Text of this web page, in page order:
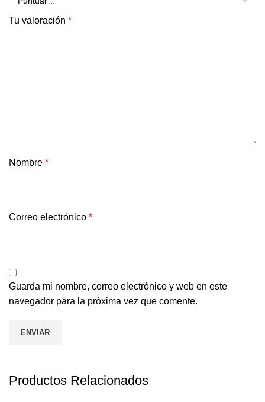
Tu valoración *
Nombre *
Correo electrónico *
Guarda mi nombre, correo electrónico y web en este
navegador para la próxima vez que comente.
Productos Relacionados